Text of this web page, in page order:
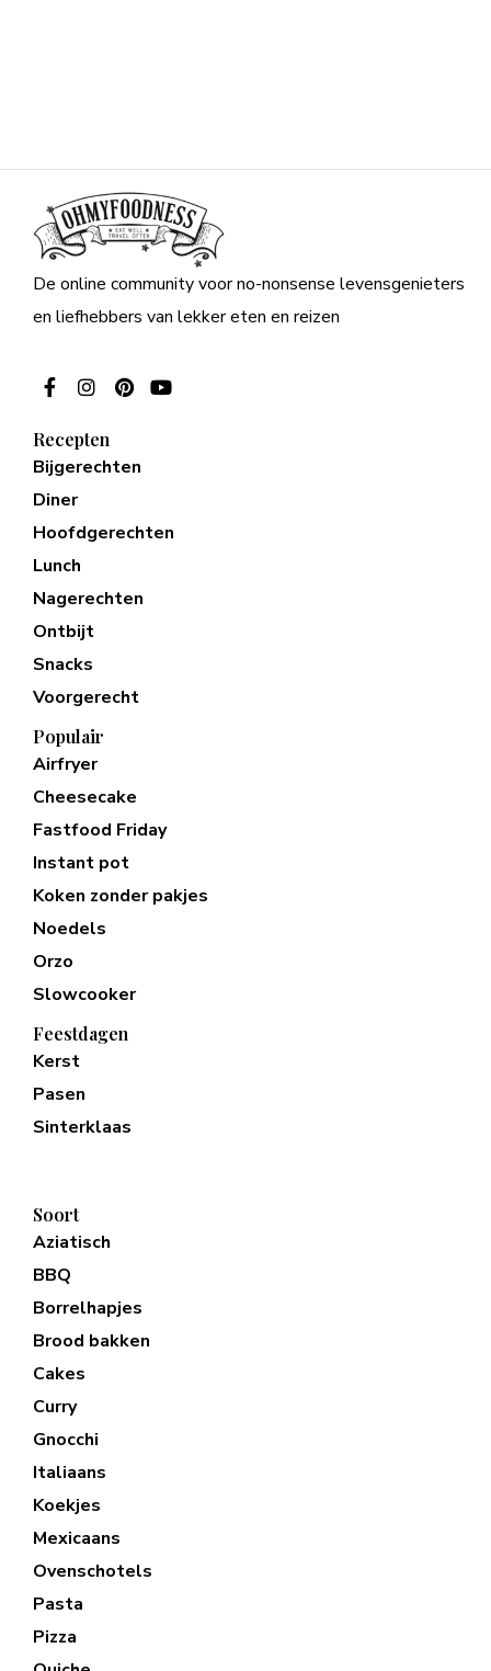
De online community voor no-nonsense levensgenieters
en liefhebbers van lekker eten en reizen
Recepten
Bijgerechten
Diner
Hoofdgerechten
Lunch
Nagerechten
Ontbijt
Snacks
Voorgerecht
Populair
Airfryer
Cheesecake
Fastfood Friday
Instant pot
Koken zonder pakjes
Noedels
Orzo
Slowcooker
Feestdagen
Kerst
Pasen
Sinterklaas
Soort
Aziatisch
BBQ
Borrelhapjes
Brood bakken
Cakes
Curry
Gnocchi
Italiaans
Koekjes
Mexicaans
Ovenschotels
Pasta
Pizza